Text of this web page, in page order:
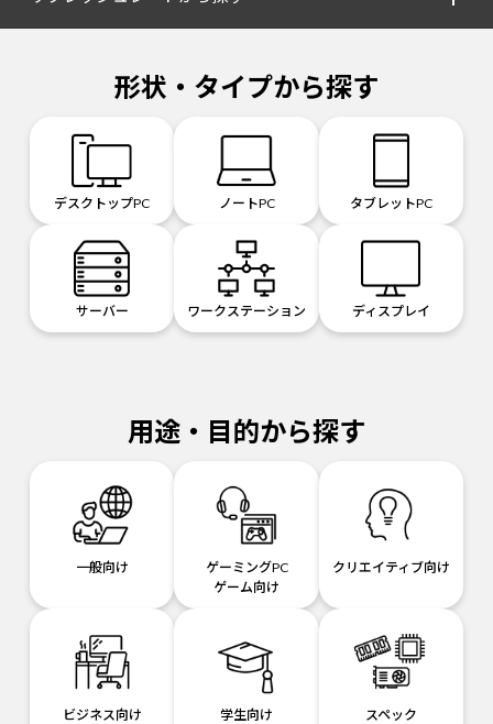
形状・タイプから探す
デスクトップPC ノートPC タブレットPC
サーバー ワークステーション ディスプレイ
用途・目的から探す
一般向け
ゲーミングPC
ゲーム向け
クリエイティブ向け
ビジネス向け 学生向け
スペック